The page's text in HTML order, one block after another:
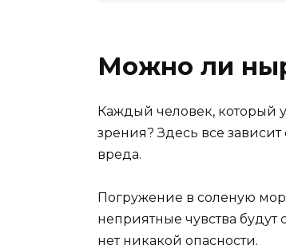
Можно ли
Каждый человек, который
зрения? Здесь все
вреда.
Погружение в соленую
неприятные чувства
нет никакой опасности.